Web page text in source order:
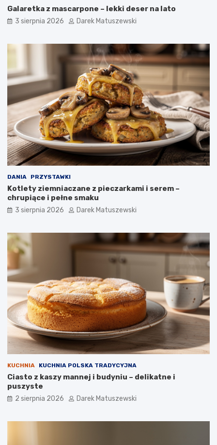
Galaretka z mascarpone – lekki deser na lato
3 sierpnia 2026 Darek Matuszewski
DANIA PRZYSTAWKI
Kotlety ziemniaczane z pieczarkami i serem –
chrupiące i pełne smaku
3 sierpnia 2026 Darek Matuszewski
KUCHNIA KUCHNIA POLSKA TRADYCYJNA
Ciasto z kaszy mannej i budyniu – delikatne i
puszyste
2 sierpnia 2026 Darek Matuszewski